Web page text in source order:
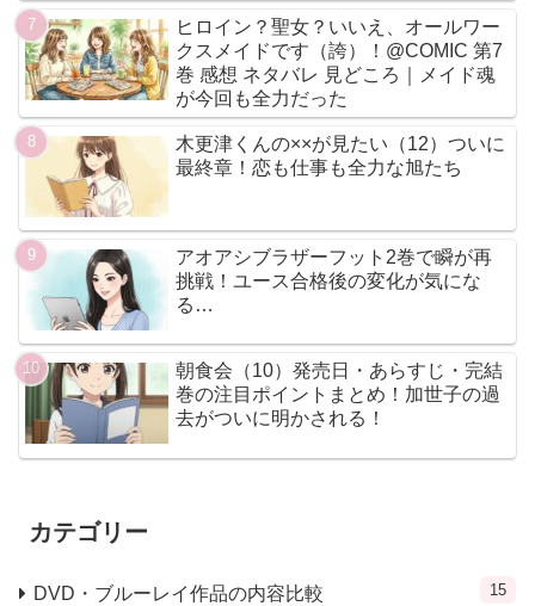
ヒロイン？聖女？いいえ、オールワー
クスメイドです（誇）！@COMIC 第7
巻 感想 ネタバレ 見どころ｜メイド魂
が今回も全力だった
木更津くんの××が見たい（12）ついに
最終章！恋も仕事も全力な旭たち
アオアシブラザーフット2巻で瞬が再
挑戦！ユース合格後の変化が気にな
る…
朝食会（10）発売日・あらすじ・完結
巻の注目ポイントまとめ！加世子の過
去がついに明かされる！
カテゴリー
DVD・ブルーレイ作品の内容比較 15